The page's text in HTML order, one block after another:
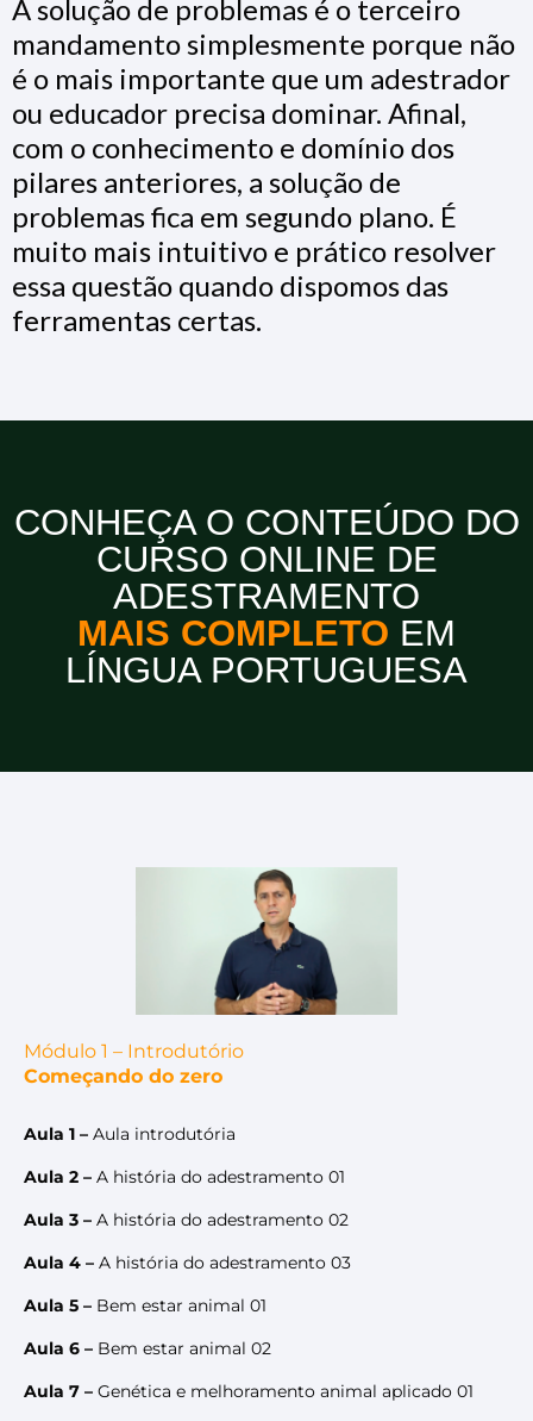
A solução de problemas é o terceiro
mandamento simplesmente porque não
é o mais importante que um adestrador
ou educador precisa dominar. Afinal,
com o conhecimento e domínio dos
pilares anteriores, a solução de
problemas fica em segundo plano. É
muito mais intuitivo e prático resolver
essa questão quando dispomos das
ferramentas certas.
CONHEÇA O CONTEÚDO DO
CURSO ONLINE DE
ADESTRAMENTO
MAIS COMPLETO EM
LÍNGUA PORTUGUESA
Módulo 1 – Introdutório
Começando do zero
Aula 1 – Aula introdutória
Aula 2 – A história do adestramento 01
Aula 3 – A história do adestramento 02
Aula 4 – A história do adestramento 03
Aula 5 – Bem estar animal 01
Aula 6 – Bem estar animal 02
Aula 7 – Genética e melhoramento animal aplicado 01